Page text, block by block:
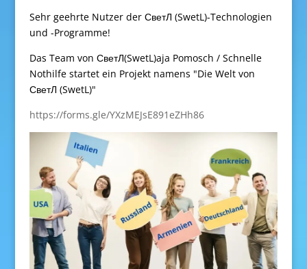
Sehr geehrte Nutzer der СветЛ (SwetL)-Technologien
und -Programme!
Das Team von СветЛ(SwetL)aja Pomosch / Schnelle
Nothilfe startet ein Projekt namens "Die Welt von
СветЛ (SwetL)"
https://forms.gle/YXzMEJsE891eZHh86